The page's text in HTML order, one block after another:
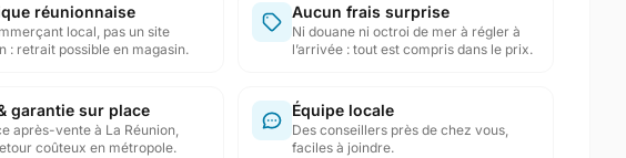
réunionnaise
local, pas un site
: retrait possible en magasin.
Aucun frais surprise
Ni douane ni octroi de mer à régler à
l’arrivée : tout est compris dans le prix.
garantie sur place
après-vente à La Réunion,
coûteux en métropole.
Équipe locale
Des conseillers près de chez vous,
faciles à joindre.